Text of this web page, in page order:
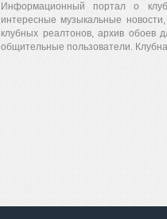
Информационный портал о
интересные музыкальные
клубных реалтонов, архив обоев
общительные пользователи.